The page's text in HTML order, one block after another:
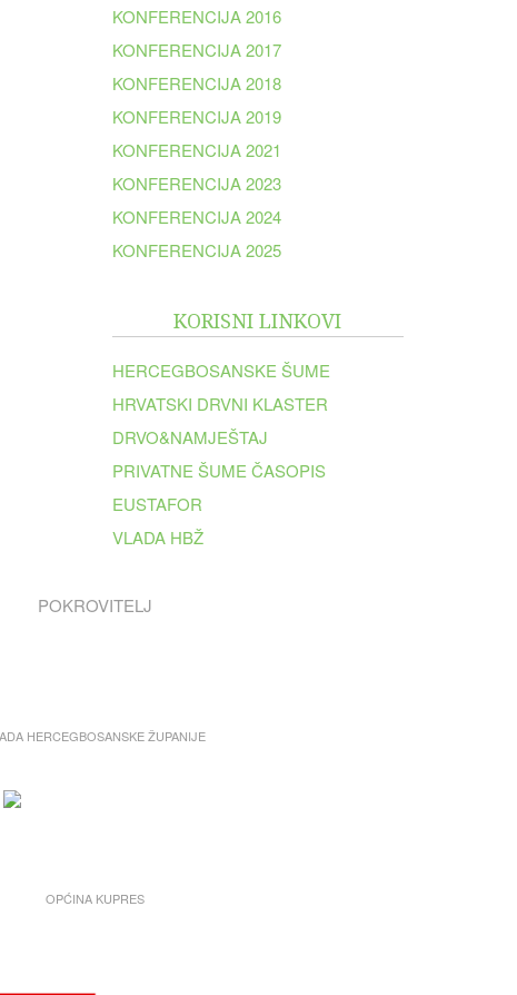
KONFERENCIJA 2016
KONFERENCIJA 2017
KONFERENCIJA 2018
KONFERENCIJA 2019
KONFERENCIJA 2021
KONFERENCIJA 2023
KONFERENCIJA 2024
KONFERENCIJA 2025
KORISNI LINKOVI
HERCEGBOSANSKE ŠUME
HRVATSKI DRVNI KLASTER
DRVO&NAMJEŠTAJ
PRIVATNE ŠUME ČASOPIS
EUSTAFOR
VLADA HBŽ
POKROVITELJ
HERCEGBOSANSKE ŽUPANIJE
OPĆINA KUPRES